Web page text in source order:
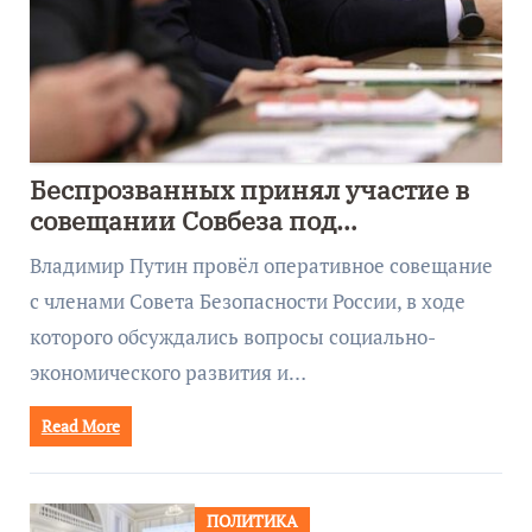
Беспрозванных принял участие в
совещании Совбеза под
руководством Путина
Владимир Путин провёл оперативное совещание
с членами Совета Безопасности России, в ходе
которого обсуждались вопросы социально-
экономического развития и…
Read More
ПОЛИТИКА